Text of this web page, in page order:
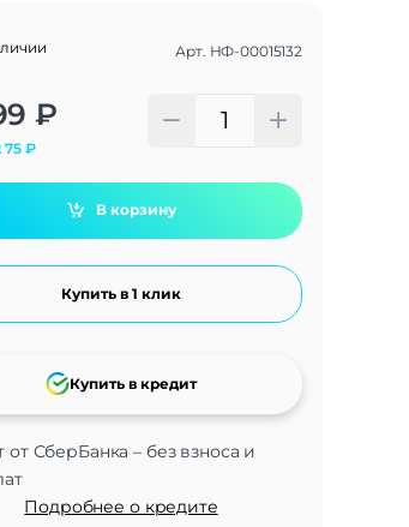
Арт. НФ-00015132
₽
75₽
В корзину
Купить в 1 клик
от СберБанка – без взноса и
Подробнее о кредите
Купить в кредит